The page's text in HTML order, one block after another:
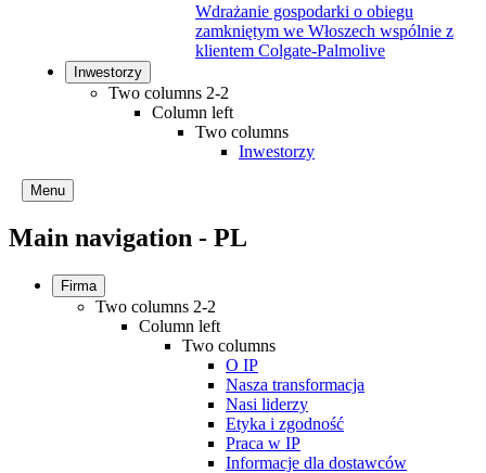
Wdrażanie gospodarki o obiegu
zamkniętym we Włoszech wspólnie z
klientem Colgate-Palmolive
Inwestorzy
Two columns 2-2
Column left
Two columns
Inwestorzy
Menu
Main navigation - PL
Firma
Two columns 2-2
Column left
Two columns
O IP
Nasza transformacja
Nasi liderzy
Etyka i zgodność
Praca w IP
Informacje dla dostawców